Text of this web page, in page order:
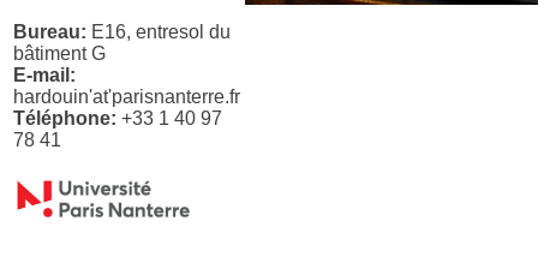
Bureau: E16, entresol du
bâtiment G
E-mail:
hardouin'at'parisnanterre.fr
Téléphone: +33 1 40 97
78 41